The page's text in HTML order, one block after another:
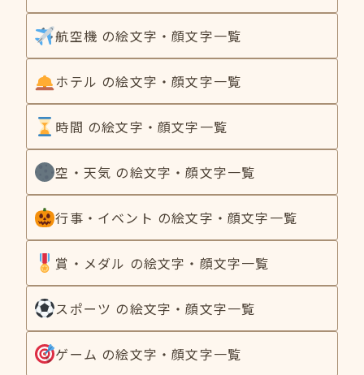
航空機 の絵文字・顔文字一覧
ホテル の絵文字・顔文字一覧
時間 の絵文字・顔文字一覧
空・天気 の絵文字・顔文字一覧
行事・イベント の絵文字・顔文字一覧
賞・メダル の絵文字・顔文字一覧
スポーツ の絵文字・顔文字一覧
ゲーム の絵文字・顔文字一覧